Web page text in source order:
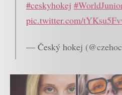
#ceskyhokej
pic.twitter.com/
— Český hokej